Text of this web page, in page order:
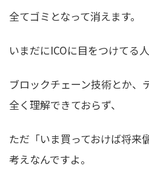
全てゴミとなって消えます。
いまだにICOに目をつけてる人
ブロックチェーン技術とか、
全く理解できておらず、
ただ「いま買っておけば将来
考えなんですよ。